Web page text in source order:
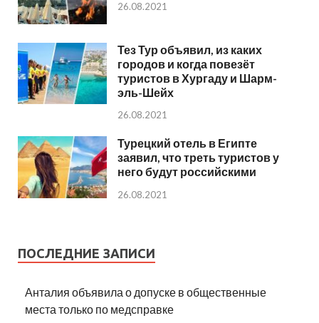
26.08.2021
Тез Тур объявил, из каких
городов и когда повезёт
туристов в Хургаду и Шарм-
эль-Шейх
26.08.2021
Турецкий отель в Египте
заявил, что треть туристов у
него будут российскими
26.08.2021
ПОСЛЕДНИЕ ЗАПИСИ
Анталия объявила о допуске в общественные
места только по медсправке